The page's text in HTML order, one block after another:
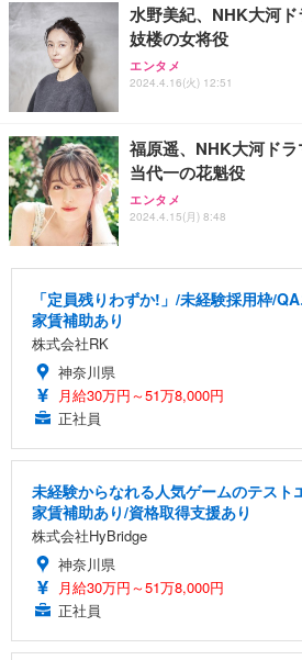
水野美紀、NHK大河
妓楼の女将役
エンタメ
2024.4.16(火) 12:51
福原遥、NHK大河ドラ
当代一の花魁役
エンタメ
2024.4.15(月) 8:48
「定員残りわずか!」/未経験採用枠/
家賃補助あり
株式会社RK
神奈川県
月給30万円～51万8,000円
正社員
未経験からなれる人気ゲームのテスト
家賃補助あり/資格取得支援あり
株式会社HyBridge
神奈川県
月給30万円～51万8,000円
正社員